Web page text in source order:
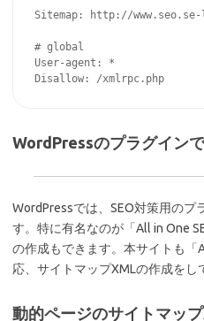
Sitemap: http://www.seo.se-
# global
User-agent: *
WordPressのプラグイン
WordPressでは、SEO対策用のプ
す。特に有名なのが「All in One
の作成もできます。本サイトも「
応、サイトマップXMLの作成をし
動的ページのサイトマッ